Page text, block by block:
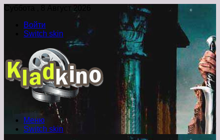
Суббота , 8 Август 2026
Войти
Switch skin
Меню
Switch skin